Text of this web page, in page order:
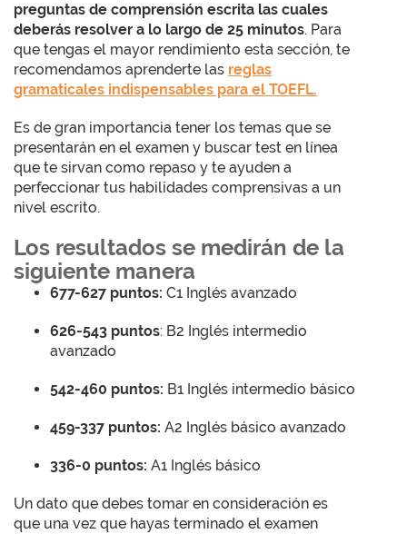
preguntas de comprensión escrita las cuales
deberás resolver a lo largo de 25 minutos. Para
que tengas el mayor rendimiento esta sección, te
recomendamos aprenderte las reglas
gramaticales indispensables para el TOEFL.
Es de gran importancia tener los temas que se
presentarán en el examen y buscar test en línea
que te sirvan como repaso y te ayuden a
perfeccionar tus habilidades comprensivas a un
nivel escrito.
Los resultados se medirán de la
siguiente manera
677-627 puntos: C1 Inglés avanzado
626-543 puntos: B2 Inglés intermedio
avanzado
542-460 puntos: B1 Inglés intermedio básico
459-337 puntos: A2 Inglés básico avanzado
336-0 puntos: A1 Inglés básico
Un dato que debes tomar en consideración es
que una vez que hayas terminado el examen